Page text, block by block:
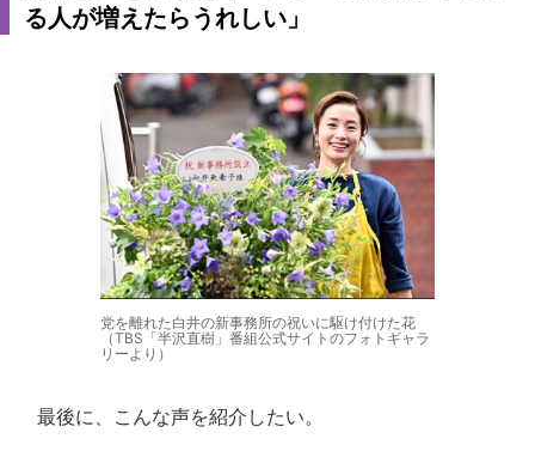
る人が増えたらうれしい」
党を離れた白井の新事務所の祝いに駆け付けた花
（TBS「半沢直樹」番組公式サイトのフォトギャラ
リーより）
最後に、こんな声を紹介したい。